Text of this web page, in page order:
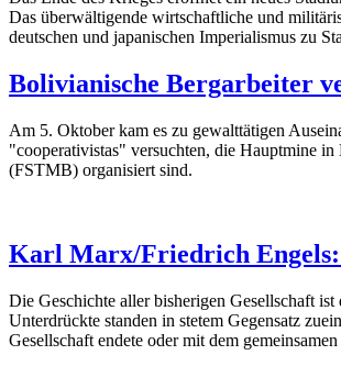
Das überwältigende wirtschaftliche und
deutschen und japanischen Im­perialismus zu
Bolivianische Bergarbeiter
Am 5. Oktober kam es zu gewalttätigen
"cooperativistas" versuchten, die Hauptmine
(FSTMB) organisiert sind.
Karl Marx/Friedrich
Die Geschichte aller bisherigen Gesellschaft
Unterdrückte standen in stetem Gegensatz
Gesellschaft endete oder mit dem